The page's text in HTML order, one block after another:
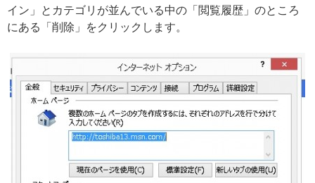
イン」とカテゴリが並んでいる中の「閲覧履歴」のところ
にある「削除」をクリックします。